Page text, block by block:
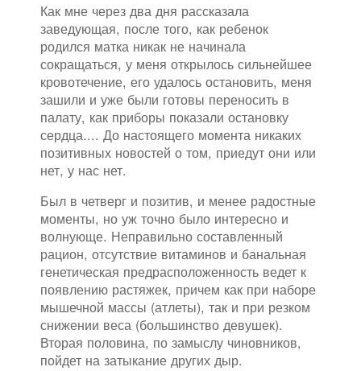
Как мне через два дня рассказала
заведующая, после того, как ребенок
родился матка никак не начинала
сокращаться, у меня открылось сильнейшее
кровотечение, его удалось остановить, меня
зашили и уже были готовы переносить в
палату, как приборы показали остановку
сердца.... До настоящего момента никаких
позитивных новостей о том, приедут они или
нет, у нас нет.
Был в четверг и позитив, и менее радостные
моменты, но уж точно было интересно и
волнующе. Неправильно составленный
рацион, отсутствие витаминов и банальная
генетическая предрасположенность ведет к
появлению растяжек, причем как при наборе
мышечной массы (атлеты), так и при резком
снижении веса (большинство девушек).
Вторая половина, по замыслу чиновников,
пойдет на затыкание других дыр.